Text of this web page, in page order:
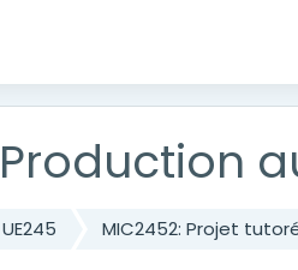
UE245 MIC2452: Projet